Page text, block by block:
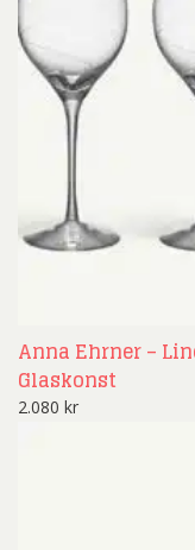
Anna Ehrner –
Glaskonst
2.080 kr